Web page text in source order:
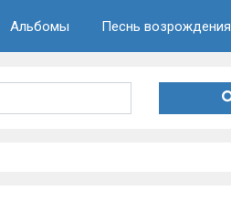
Альбомы Песнь возрождения